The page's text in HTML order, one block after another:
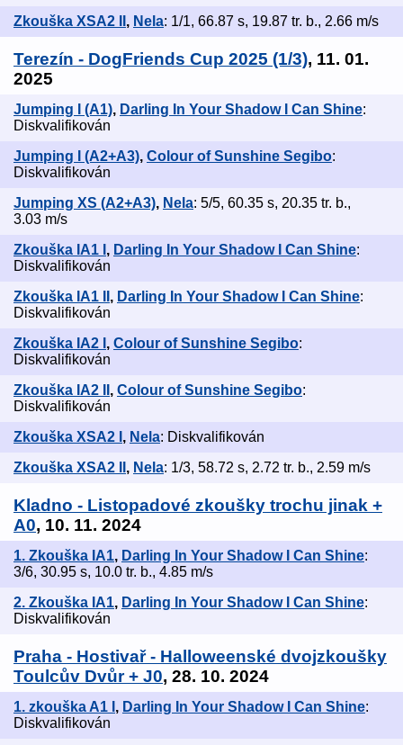
Zkouška XSA2 II , Nela: 1/1, 66.87 s, 19.87 tr. b., 2.66 m/s
Terezín - DogFriends Cup 2025 (1/3), 11. 01.
2025
Jumping I (A1), Darling In Your Shadow I Can Shine:
Diskvalifikován
Jumping I (A2+A3), Colour of Sunshine Segibo:
Diskvalifikován
Jumping XS (A2+A3), Nela: 5/5, 60.35 s, 20.35 tr. b.,
3.03 m/s
Zkouška IA1 I , Darling In Your Shadow I Can Shine:
Diskvalifikován
Zkouška IA1 II , Darling In Your Shadow I Can Shine:
Diskvalifikován
Zkouška IA2 I , Colour of Sunshine Segibo:
Diskvalifikován
Zkouška IA2 II , Colour of Sunshine Segibo:
Diskvalifikován
Zkouška XSA2 I , Nela: Diskvalifikován
Zkouška XSA2 II , Nela: 1/3, 58.72 s, 2.72 tr. b., 2.59 m/s
Kladno - Listopadové zkoušky trochu jinak +
A0, 10. 11. 2024
1. Zkouška IA1, Darling In Your Shadow I Can Shine:
3/6, 30.95 s, 10.0 tr. b., 4.85 m/s
2. Zkouška IA1, Darling In Your Shadow I Can Shine:
Diskvalifikován
Praha - Hostivař - Halloweenské dvojzkoušky
Toulcův Dvůr + J0, 28. 10. 2024
1. zkouška A1 I , Darling In Your Shadow I Can Shine:
Diskvalifikován